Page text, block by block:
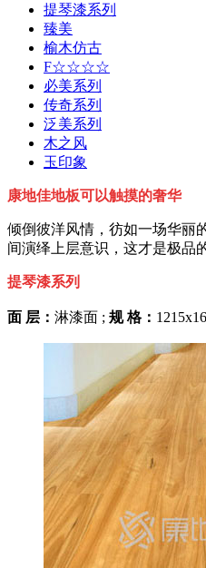
提琴漆系列
臻美
榆木仿古
F☆☆☆☆
必美系列
传奇系列
泛美系列
木之风
玉印象
康地佳地板可以触摸的奢华
倾倒彼洋风情，彷如一场华丽
间演绎上层意识，这才是极品
提琴漆系列
面 层： 淋漆面 ; 规 格：